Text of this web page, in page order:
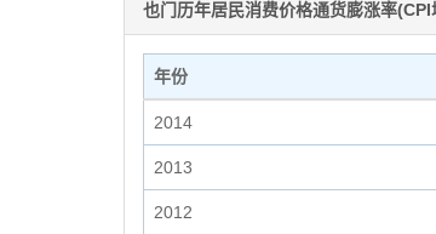
也门历年居民消费价格通货膨涨率(CPI
年份
2014
2013
2012